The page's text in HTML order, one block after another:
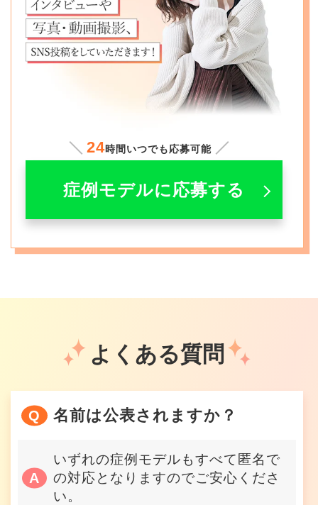
24時間いつでも応募可能
症例モデルに応募する
よくある質問
名前は公表されますか？
いずれの症例モデルもすべて匿名で
の対応となりますのでご安心くださ
い。